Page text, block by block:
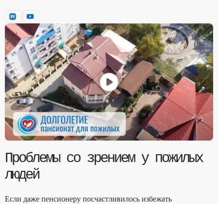
Проблемы со зрением у пожилых
людей
Если даже пенсионеру посчастливилось избежать